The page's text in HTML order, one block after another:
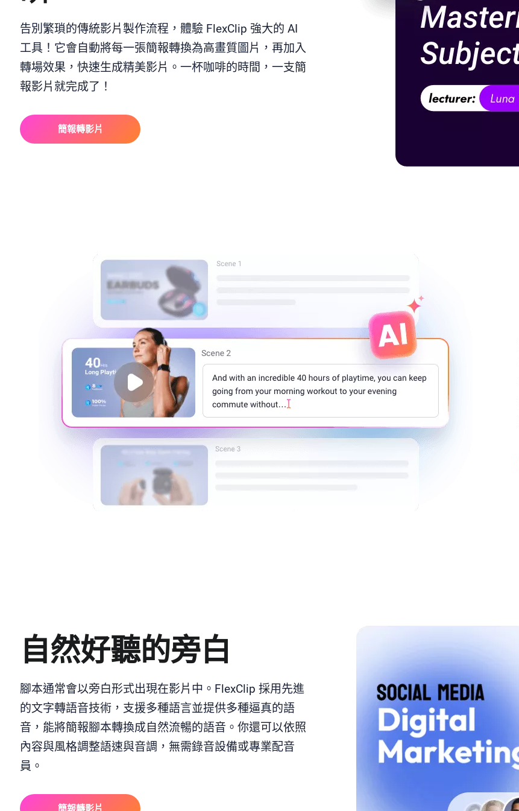
告別繁瑣的傳統影片製作流程，體驗 FlexClip 強大的 AI
工具！它會自動將每一張簡報轉換為高畫質圖片，再加入
轉場效果，快速生成精美影片。一杯咖啡的時間，一支簡
報影片就完成了！
簡報轉影片
自然好聽的旁白
腳本通常會以旁白形式出現在影片中。FlexClip 採用先進
的文字轉語音技術，支援多種語言並提供多種逼真的語
音，能將簡報腳本轉換成自然流暢的語音。你還可以依照
內容與風格調整語速與音調，無需錄音設備或專業配音
員。
簡報轉影片